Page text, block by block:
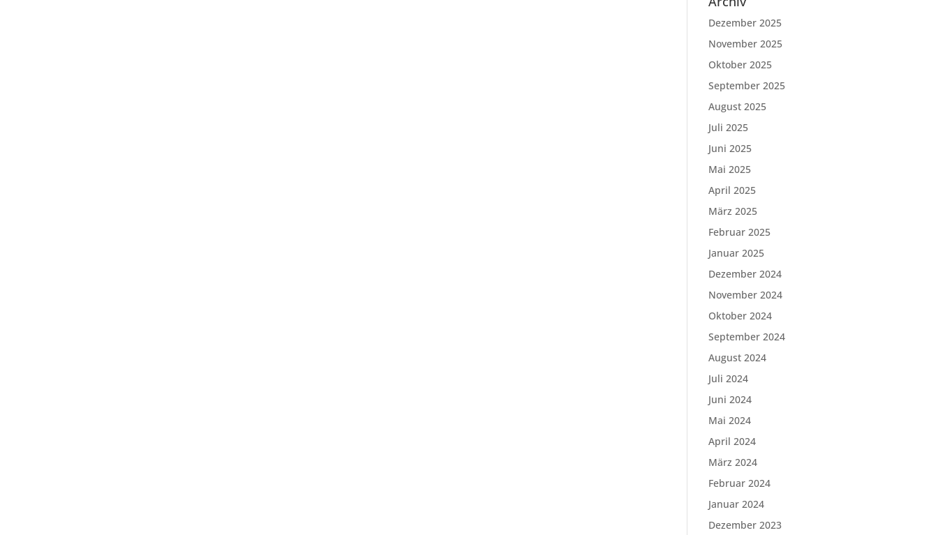
Dezember 2025
November 2025
Oktober 2025
September 2025
August 2025
Juli 2025
Juni 2025
Mai 2025
April 2025
März 2025
Februar 2025
Januar 2025
Dezember 2024
November 2024
Oktober 2024
September 2024
August 2024
Juli 2024
Juni 2024
Mai 2024
April 2024
März 2024
Februar 2024
Januar 2024
Dezember 2023